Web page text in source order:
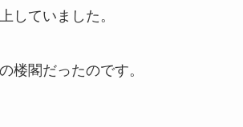
していました。
楼閣だったのです。